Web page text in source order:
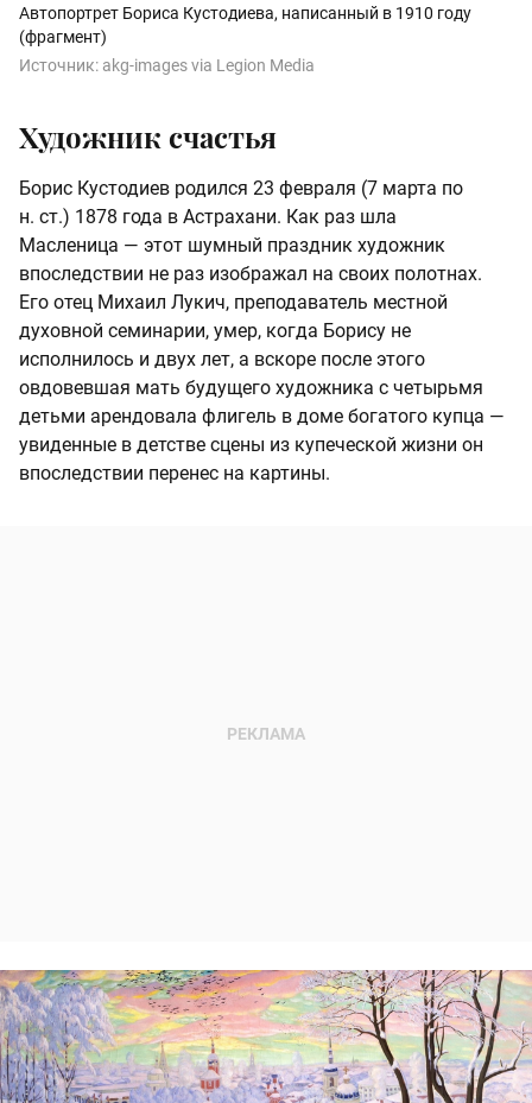
Автопортрет Бориса Кустодиева, написанный в 1910 году
(фрагмент)
Источник: akg-images via Legion Media
Художник счастья
Борис Кустодиев родился 23 февраля (7 марта по
н. ст.) 1878 года в Астрахани. Как раз шла
Масленица — этот шумный праздник художник
впоследствии не раз изображал на своих полотнах.
Его отец Михаил Лукич, преподаватель местной
духовной семинарии, умер, когда Борису не
исполнилось и двух лет, а вскоре после этого
овдовевшая мать будущего художника с четырьмя
детьми арендовала флигель в доме богатого купца —
увиденные в детстве сцены из купеческой жизни он
впоследствии перенес на картины.